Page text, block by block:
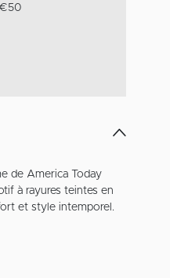
de America Today
à rayures teintes en
et style intemporel.